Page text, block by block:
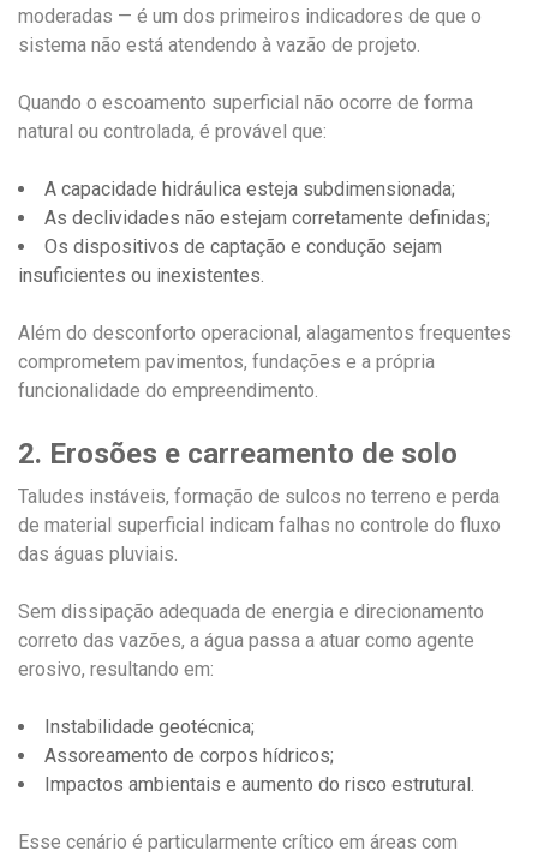
moderadas — é um dos primeiros indicadores de que o
sistema não está atendendo à vazão de projeto.
Quando o escoamento superficial não ocorre de forma
natural ou controlada, é provável que:
A capacidade hidráulica esteja subdimensionada;
As declividades não estejam corretamente definidas;
Os dispositivos de captação e condução sejam
insuficientes ou inexistentes.
Além do desconforto operacional, alagamentos frequentes
comprometem pavimentos, fundações e a própria
funcionalidade do empreendimento.
2. Erosões e carreamento de solo
Taludes instáveis, formação de sulcos no terreno e perda
de material superficial indicam falhas no controle do fluxo
das águas pluviais.
Sem dissipação adequada de energia e direcionamento
correto das vazões, a água passa a atuar como agente
erosivo, resultando em:
Instabilidade geotécnica;
Assoreamento de corpos hídricos;
Impactos ambientais e aumento do risco estrutural.
Esse cenário é particularmente crítico em áreas com